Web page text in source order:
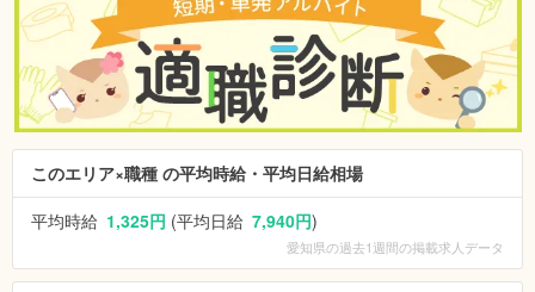
このエリア×職種 の平均時給・平均日給相場
平均時給 1,325円 (平均日給 7,940円)
愛知県の過去1週間の掲載求人データ